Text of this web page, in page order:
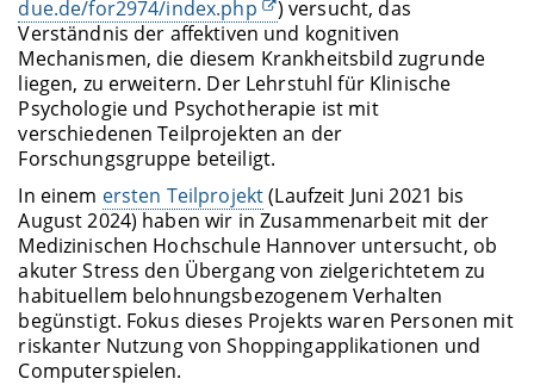
due.de/for2974/index.php
) versucht, das
Verständnis der affektiven und kognitiven
Mechanismen, die diesem Krankheitsbild zugrunde
liegen, zu erweitern. Der Lehrstuhl für Klinische
Psychologie und Psychotherapie ist mit
verschiedenen Teilprojekten an der
Forschungsgruppe beteiligt.
In einem ersten Teilprojekt(Laufzeit Juni 2021 bis
August 2024) haben wir in Zusammenarbeit mit der
Medizinischen Hochschule Hannover untersucht, ob
akuter Stress den Übergang von zielgerichtetem zu
habituellem belohnungsbezogenem Verhalten
begünstigt. Fokus dieses Projekts waren Personen mit
riskanter Nutzung von Shoppingapplikationen und
Computerspielen.